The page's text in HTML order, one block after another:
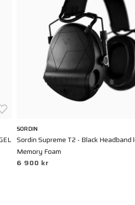
SORDIN
Sordin Supreme T2 - Black Headband
Memory Foam
6 900 kr